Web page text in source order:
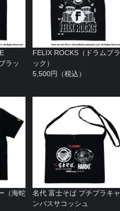
ラッ
FELIX ROCKS（ドラムブラ
ック）
5,500円（税込）
（海蛇
名代 富士そば プチプラキャ
ンバスサコッシュ